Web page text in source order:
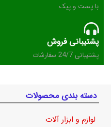
با پست و پیک
پشتیبانی فروش
پشتیبانی 24/7 سفارشات
دسته بندی محصولات
لوازم و ابزار آلات